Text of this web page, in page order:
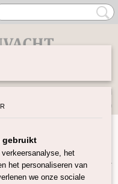
(0)
mixen
gebruikt
het
het personaliseren van
we onze sociale